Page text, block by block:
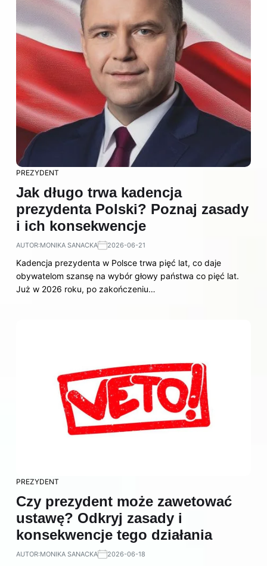
PREZYDENT
Jak długo trwa kadencja
prezydenta Polski? Poznaj zasady
i ich konsekwencje
AUTOR:MONIKA SANACKA 2026-06-21
Kadencja prezydenta w Polsce trwa pięć lat, co daje
obywatelom szansę na wybór głowy państwa co pięć lat.
Już w 2026 roku, po zakończeniu…
PREZYDENT
Czy prezydent może zawetować
ustawę? Odkryj zasady i
konsekwencje tego działania
AUTOR:MONIKA SANACKA 2026-06-18